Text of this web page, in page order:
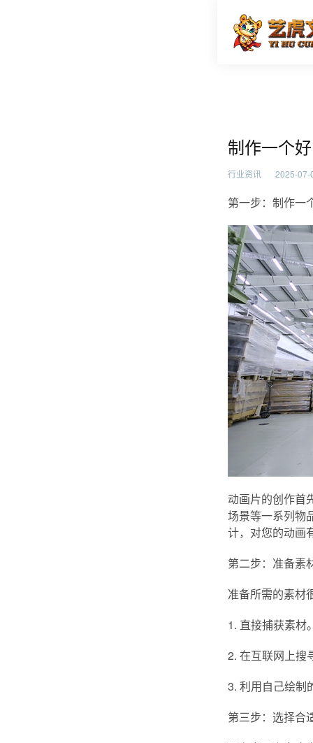
制作一
制作一个
行业资讯 2025-07-
第一步：制作一
动画片的创作首
场景等一系列物
计，对您的动画
第二步：准备素
准备所需的素材
1. 直接捕获素材
2. 在互联网上搜
3. 利用自己绘制
第三步：选择合